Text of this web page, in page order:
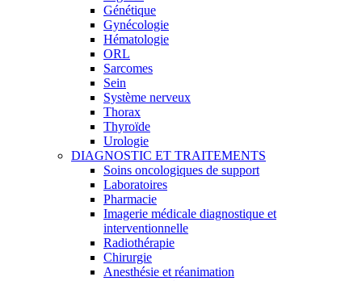
Génétique
Gynécologie
Hématologie
ORL
Sarcomes
Sein
Système nerveux
Thorax
Thyroïde
Urologie
DIAGNOSTIC ET TRAITEMENTS
Soins oncologiques de support
Laboratoires
Pharmacie
Imagerie médicale diagnostique et
interventionnelle
Radiothérapie
Chirurgie
Anesthésie et réanimation